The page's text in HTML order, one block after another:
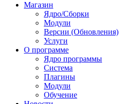
Магазин
Ядро/Сборки
Модули
Версии (Обновления)
Услуги
О программе
Ядро программы
Система
Плагины
Модули
Обучение